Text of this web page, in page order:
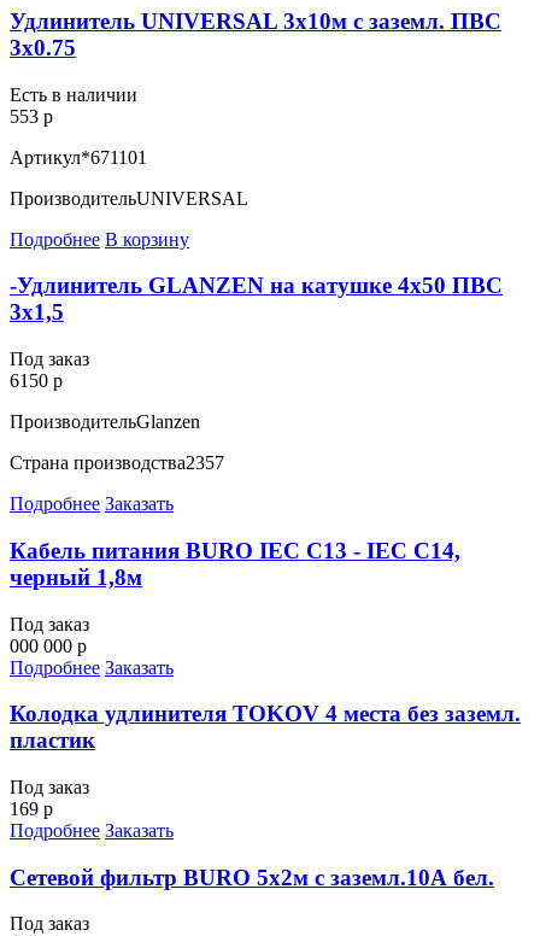
Удлинитель UNIVERSAL 3х10м с заземл. ПВС
3х0.75
Есть в наличии
553 р
Артикул*671101
ПроизводительUNIVERSAL
Подробнее В корзину
-Удлинитель GLANZEN на катушке 4х50 ПВС
3х1,5
Под заказ
6150 р
ПроизводительGlanzen
Страна производства2357
Подробнее Заказать
Кабель питания BURO IEC C13 - IEC C14,
черный 1,8м
Под заказ
000 000 р
Подробнее Заказать
Колодка удлинителя TOKOV 4 места без заземл.
пластик
Под заказ
169 р
Подробнее Заказать
Сетевой фильтр BURO 5х2м с заземл.10А бел.
Под заказ